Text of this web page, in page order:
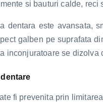
si bauturi calde, reci
dentara este avansata,
galben pe suprafata
inconjuratoare se dizolva
fi prevenita prin